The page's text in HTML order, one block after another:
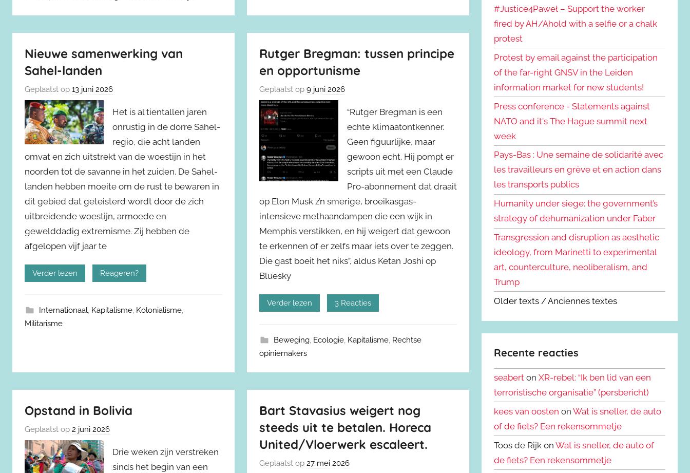
Nieuwe samenwerking van
Sahel-landen
Geplaatst op 13 juni 2026
Het is al tientallen jaren
onrustig in de dorre Sahel-
regio, die acht landen
omvat en zich uitstrekt van de woestijn in het
noorden tot de savanne in het zuiden. De Sahel-
landen hebben moeite om de rust te bewaren in
dit gebied dat geteisterd wordt door de zich
uitbreidende woestijn, armoede en
gewelddadig extremisme. Zij hebben de
afgelopen vijf jaar te
Verder lezen Reageren?
Internationaal, Kapitalisme, Kolonialisme,
Militarisme
Rutger Bregman: tussen principe
en opportunisme
Geplaatst op9 juni 2026
“Rutger Bregman is een
echte klimaatontkenner.
Geen figuurlijke, maar
gewoon echt. Hij pompt er
scripts uit met een Claude
Pro-abonnement dat draait
op Elon Musk z’n smerige, broeikasgas-
intensieve methaandampen die een wijk in
Memphis verstikken, en hij weigert dat gewoon
te erkennen of er zelfs maar iets over te zeggen.
Die gast boeit het niks”, aldus Ketan Joshi op
Bluesky
Verder lezen 3 Reacties
Beweging, Ecologie, Kapitalisme, Rechtse
opiniemakers
Opstand in Bolivia
Geplaatst op 2 juni 2026
Drie weken zijn verstreken
sinds het begin van een
Bart Stavasius weigert nog
steeds uit te betalen. Horeca
United/Vloerwerk escaleert.
Geplaatst op27 mei 2026
#Justice4Paweł – Support the worker
fired by AH/Ahold with a selfie or a chalk
protest
Protest by email against the participation
of the far-right GNSV in the Leiden
information market for new students!
Press conference - Statements against
NATO and it's The Hague summit next
week
Pays-Bas : Une semaine de solidarité avec
les travailleurs en grève et en action dans
les transports publics
Humanity under siege: the government’s
strategy of dehumanization under Faber
Transgression and disruption as aesthetic
ideology, from Marinetti to experimental
art, counterculture, neoliberalism, and
Trump
Older texts / Anciennes textes
Recente reacties
seabert onXR-rebel: “Ik ben lid van een
terroristische organisatie” (persbericht)
kees van oosten onWat is sneller, de auto
of de fiets? Een rekensommetje
Toos de Rijk onWat is sneller, de auto of
de fiets? Een rekensommetje